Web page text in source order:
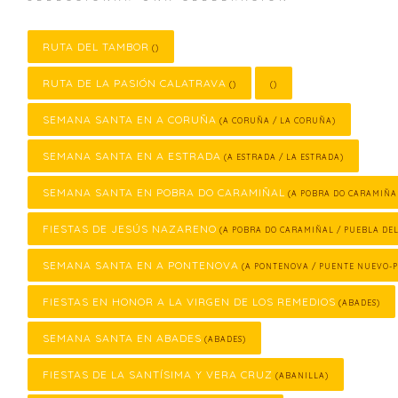
RUTA DEL TAMBOR ()
RUTA DE LA PASIÓN CALATRAVA () ()
SEMANA SANTA EN A CORUÑA (A CORUÑA / LA CORUÑA)
SEMANA SANTA EN A ESTRADA (A ESTRADA / LA ESTRADA)
SEMANA SANTA EN POBRA DO CARAMIÑAL (A POBRA DO
FIESTAS DE JESÚS NAZARENO (A POBRA DO CARAMIÑAL / PUEBLA
SEMANA SANTA EN A PONTENOVA (A PONTENOVA / PUENTE NUEVO-
FIESTAS EN HONOR A LA VIRGEN DE LOS REMEDIOS (ABADES)
SEMANA SANTA EN ABADES (ABADES)
FIESTAS DE LA SANTÍSIMA Y VERA CRUZ (ABANILLA)